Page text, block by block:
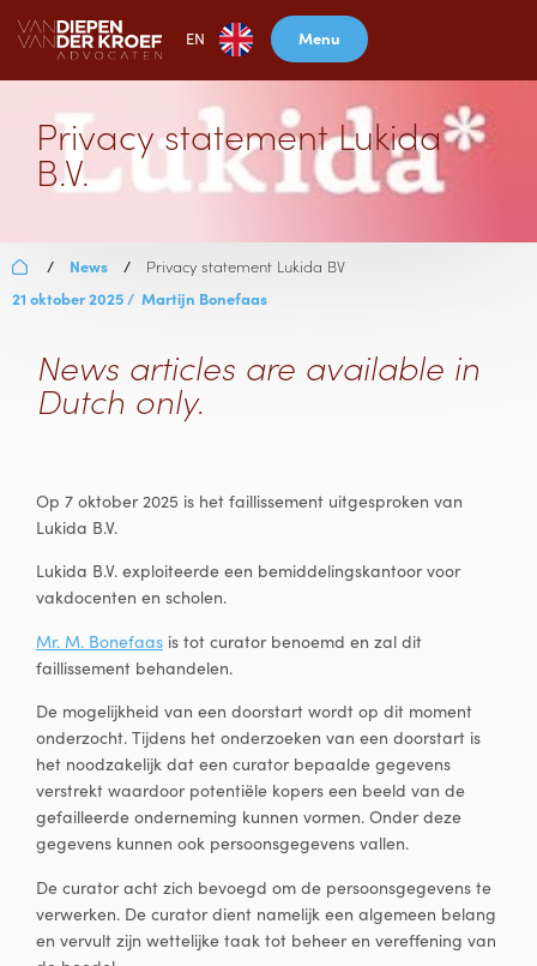
EN Menu
Privacy statement Lukida
B.V.
/ News / Privacy statement Lukida BV
21 oktober 2025 / Martijn Bonefaas
News articles are available in
Dutch only.
Op 7 oktober 2025 is het faillissement uitgesproken van
Lukida B.V.
Lukida B.V. exploiteerde een bemiddelingskantoor voor
vakdocenten en scholen.
Mr. M. Bonefaas is tot curator benoemd en zal dit
faillissement behandelen.
De mogelijkheid van een doorstart wordt op dit moment
onderzocht. Tijdens het onderzoeken van een doorstart is
het noodzakelijk dat een curator bepaalde gegevens
verstrekt waardoor potentiële kopers een beeld van de
gefailleerde onderneming kunnen vormen. Onder deze
gegevens kunnen ook persoonsgegevens vallen.
De curator acht zich bevoegd om de persoonsgegevens te
verwerken. De curator dient namelijk een algemeen belang
en vervult zijn wettelijke taak tot beheer en vereffening van